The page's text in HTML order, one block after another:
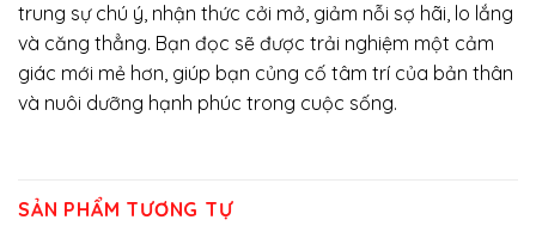
trung sự chú ý, nhận thức cởi mở, giảm nỗi sợ hãi, lo lắng
và căng thẳng. Bạn đọc sẽ được trải nghiệm một cảm
giác mới mẻ hơn, giúp bạn củng cố tâm trí của bản thân
và nuôi dưỡng hạnh phúc trong cuộc sống.
SẢN PHẨM TƯƠNG TỰ